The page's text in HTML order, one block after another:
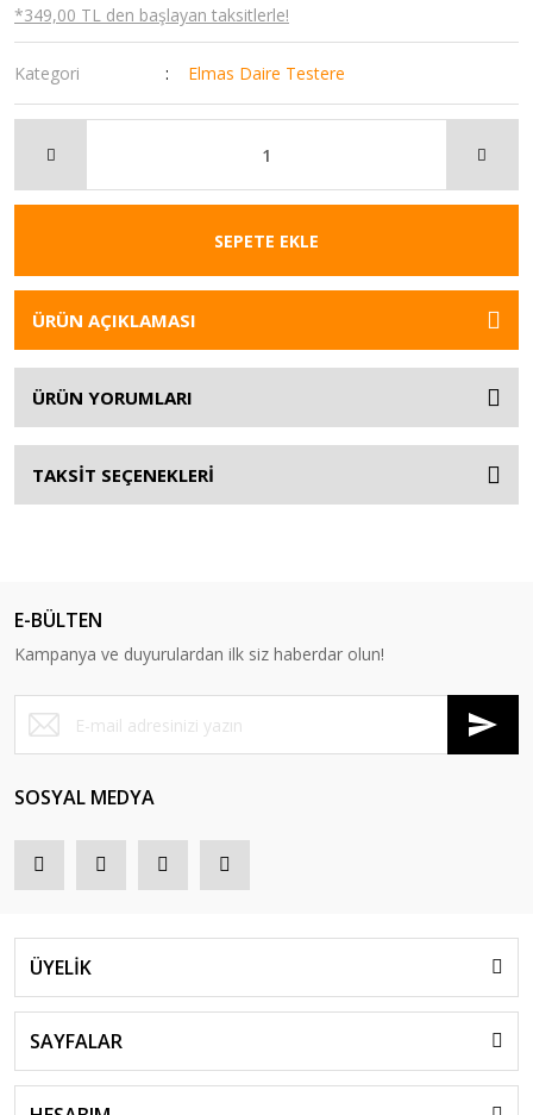
*349,00 TL den başlayan taksitlerle!
Kategori Elmas Daire Testere
SEPETE EKLE
ÜRÜN AÇIKLAMASI
ÜRÜN YORUMLARI
TAKSİT SEÇENEKLERİ
E-BÜLTEN
Kampanya ve duyurulardan ilk siz haberdar olun!
SOSYAL MEDYA
ÜYELİK
SAYFALAR